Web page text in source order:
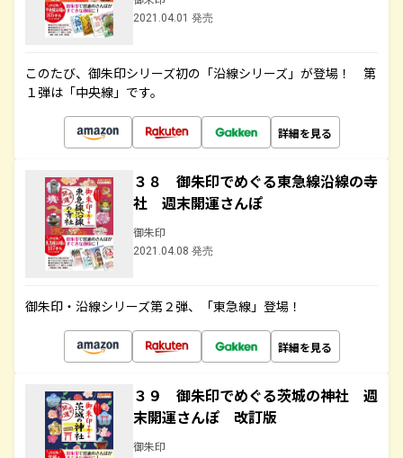
2021.04.01 発売
このたび、御朱印シリーズ初の「沿線シリーズ」が登場！ 第
１弾は「中央線」です。
詳細を見る
３８ 御朱印でめぐる東急線沿線の寺
社 週末開運さんぽ
御朱印
2021.04.08 発売
御朱印・沿線シリーズ第２弾、「東急線」登場！
詳細を見る
３９ 御朱印でめぐる茨城の神社 週
末開運さんぽ 改訂版
御朱印